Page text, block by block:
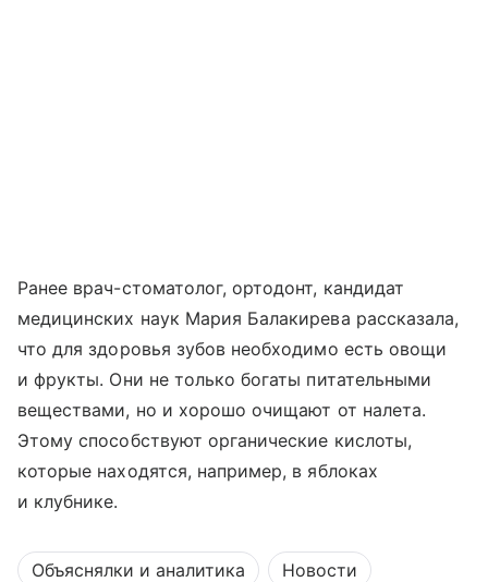
Ранее врач-стоматолог, ортодонт, кандидат
медицинских наук Мария Балакирева рассказала,
что для здоровья зубов необходимо есть овощи
и фрукты. Они не только богаты питательными
веществами, но и хорошо очищают от налета.
Этому способствуют органические кислоты,
которые находятся, например, в яблоках
и клубнике.
Объяснялки и аналитика Новости